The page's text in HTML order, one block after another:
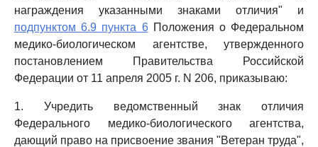
награждения указанными знаками отличия" и
подпунктом 6.9 пункта 6Положения о Федеральном
медико-биологическом агентстве, утвержденного
постановлением Правительства Российской
Федерации от 11 апреля 2005 г. N 206, приказываю:
1. Учредить ведомственный знак отличия
Федерального медико-биологического агентства,
дающий право на присвоение звания "Ветеран труда",